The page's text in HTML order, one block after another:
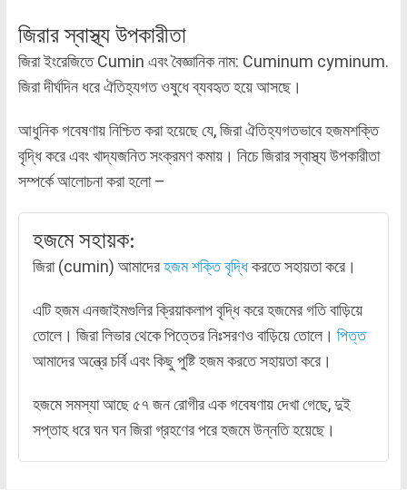
জিরার স্বাস্থ্য উপকারীতা
জিরা ইংরেজিতে Cumin এবং বৈজ্ঞানিক নাম: Cuminum cyminum.
জিরা দীর্ঘদিন ধরে ঐতিহ্যগত ওষুধে ব্যবহৃত হয়ে আসছে।
আধুনিক গবেষণায় নিশ্চিত করা হয়েছে যে, জিরা ঐতিহ্যগতভাবে হজমশক্তি
বৃদ্ধি করে এবং খাদ্যজনিত সংক্রমণ কমায়। নিচে জিরার স্বাস্থ্য উপকারীতা
সম্পর্কে আলোচনা করা হলো –
হজমে সহায়ক:
জিরা (cumin) আমাদেরহজম শক্তি বৃদ্ধিকরতে সহায়তা করে।
এটি হজম এনজাইমগুলির ক্রিয়াকলাপ বৃদ্ধি করে হজমের গতি বাড়িয়ে
তোলে। জিরা লিভার থেকে পিত্তের নিঃসরণও বাড়িয়ে তোলে। পিত্ত
আমাদের অন্ত্রে চর্বি এবং কিছু পুষ্টি হজম করতে সহায়তা করে।
হজমে সমস্যা আছে ৫৭ জন রোগীর এক গবেষণায় দেখা গেছে, দুই
সপ্তাহ ধরে ঘন ঘন জিরা গ্রহণের পরে হজমে উন্নতি হয়েছে।